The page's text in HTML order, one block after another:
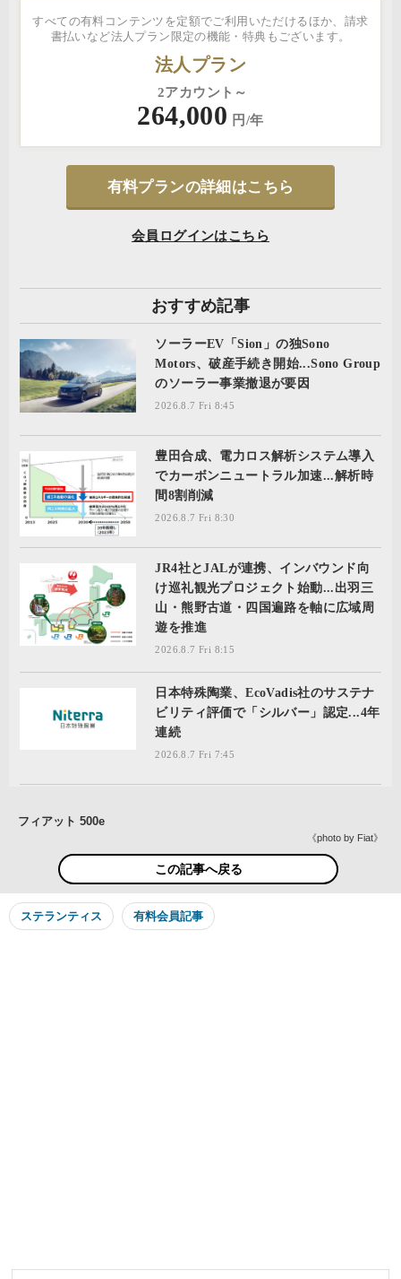
すべての有料コンテンツを定額でご利用いただけるほか、請求
書払いなど法人プラン限定の機能・特典もございます。
法人プラン
2アカウント～
264,000 円/年
有料プランの詳細はこちら
会員ログインはこちら
おすすめ記事
ソーラーEV「Sion」の独Sono
Motors、破産手続き開始...Sono Group
のソーラー事業撤退が要因
2026.8.7 Fri 8:45
豊田合成、電力ロス解析システム導入
でカーボンニュートラル加速...解析時
間8割削減
2026.8.7 Fri 8:30
JR4社とJALが連携、インバウンド向
け巡礼観光プロジェクト始動...出羽三
山・熊野古道・四国遍路を軸に広域周
遊を推進
2026.8.7 Fri 8:15
日本特殊陶業、EcoVadis社のサステナ
ビリティ評価で「シルバー」認定...4年
連続
2026.8.7 Fri 7:45
《photo by Fiat》
フィアット 500e
この記事へ戻る
ステランティス 有料会員記事